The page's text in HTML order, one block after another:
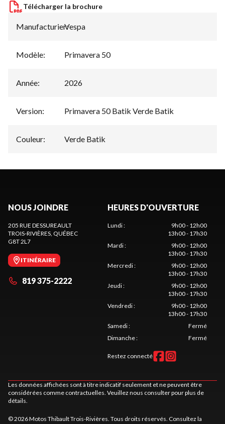
Télécharger la brochure
Manufacturier:
Vespa
Modèle: Primavera 50
Année: 2026
Version: Primavera 50 Batik Verde Batik
Couleur: Verde Batik
NOUS JOINDRE
205 RUE DESSUREAULT
TROIS-RIVIÈRES , QUÉBEC
G8T 2L7
ITINÉRAIRE
819 375-2222
HEURES D'OUVERTURE
Lundi:
9h00 - 12h00
13h00 - 17h30
Mardi:
9h00 - 12h00
13h00 - 17h30
Mercredi:
9h00 - 12h00
13h00 - 17h30
Jeudi:
9h00 - 12h00
13h00 - 17h30
Vendredi:
9h00 - 12h00
13h00 - 17h30
Samedi:
Fermé
Dimanche: Fermé
Restez connecté
Les données affichées sont à titre indicatif seulement et ne peuvent être
considérées comme contractuelles. Veuillez nous consulter pour plus de
détails.
© 2026 Motos Thibault Trois-Rivières. Tous droits réservés. Consultez la